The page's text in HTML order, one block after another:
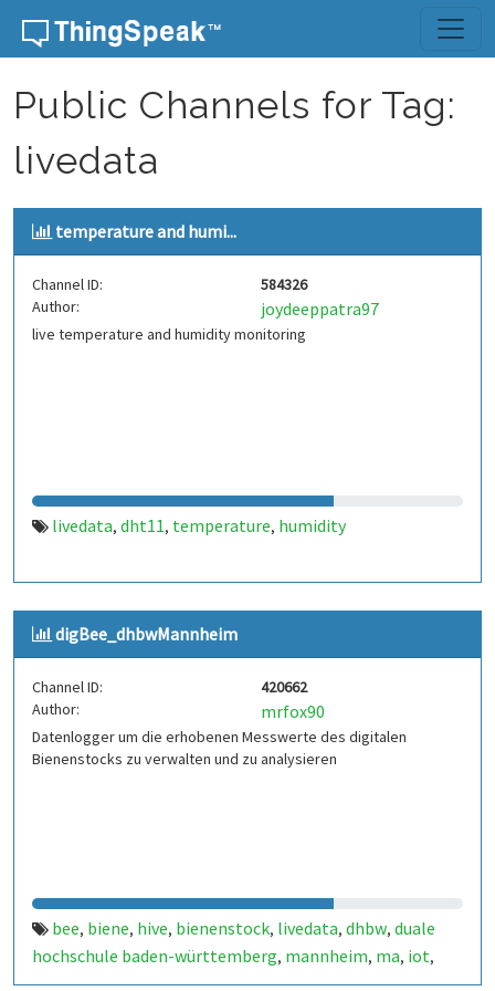
Skip to content
Public Channels for Tag:
livedata
temperature and humi...
Channel ID:
584326
Author:
joydeeppatra97
live temperature and humidity monitoring
livedata, dht11, temperature, humidity
digBee_dhbwMannheim
Channel ID:
420662
Author:
mrfox90
Datenlogger um die erhobenen Messwerte des digitalen
Bienenstocks zu verwalten und zu analysieren
bee, biene, hive, bienenstock, livedata, dhbw, duale
hochschule baden-württemberg, mannheim, ma, iot,
elektrotechnik,automatisierungstechnik